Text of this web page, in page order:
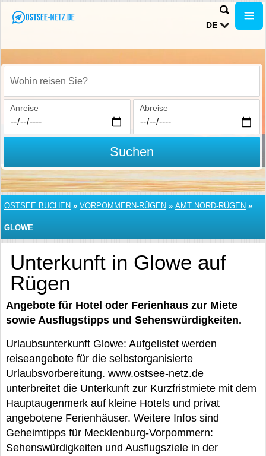
DE
Wohin reisen Sie?
Anreise Abreise
Suchen
OSTSEE BUCHEN » VORPOMMERN-RÜGEN » AMT NORD-RÜGEN »
GLOWE
Unterkunft in Glowe auf
Rügen
Angebote für Hotel oder Ferienhaus zur Miete
sowie Ausflugstipps und Sehenswürdigkeiten.
Urlaubsunterkunft Glowe: Aufgelistet werden
reiseangebote für die selbstorganisierte
Urlaubsvorbereitung. www.ostsee-netz.de
unterbreitet die Unterkunft zur Kurzfristmiete mit dem
Hauptaugenmerk auf kleine Hotels und privat
angebotene Ferienhäuser. Weitere Infos sind
Geheimtipps für Mecklenburg-Vorpommern:
Sehenswürdigkeiten und Ausflugsziele in der